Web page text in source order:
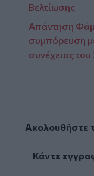
Βελτίωσης
Απάντηση
συμπόρευση
συνέχειας
Ακολουθήστε
Κάντε